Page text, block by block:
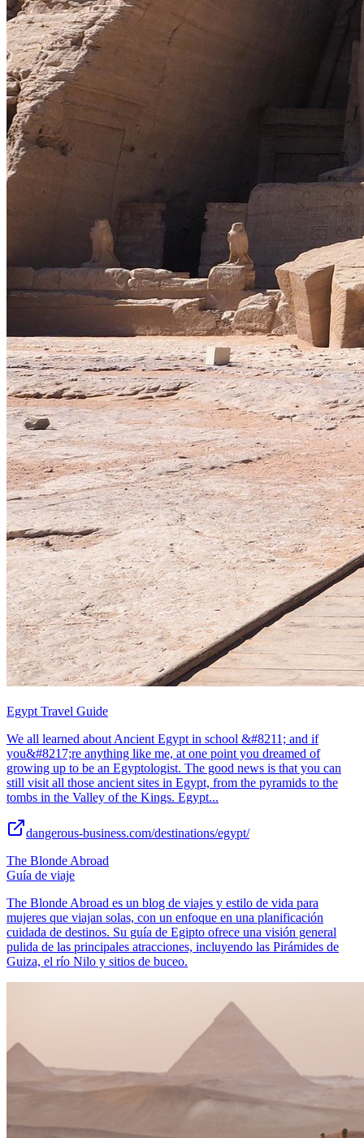
Egypt Travel Guide
We all learned about Ancient Egypt in school &#8211; and if
you&#8217;re anything like me, at one point you dreamed of
growing up to be an Egyptologist. The good news is that you can
still visit all those ancient sites in Egypt, from the pyramids to the
tombs in the Valley of the Kings. Egypt...
dangerous-business.com/destinations/egypt/
The Blonde Abroad
Guía de viaje
The Blonde Abroad es un blog de viajes y estilo de vida para
mujeres que viajan solas, con un enfoque en una planificación
cuidada de destinos. Su guía de Egipto ofrece una visión general
pulida de las principales atracciones, incluyendo las Pirámides de
Guiza, el río Nilo y sitios de buceo.